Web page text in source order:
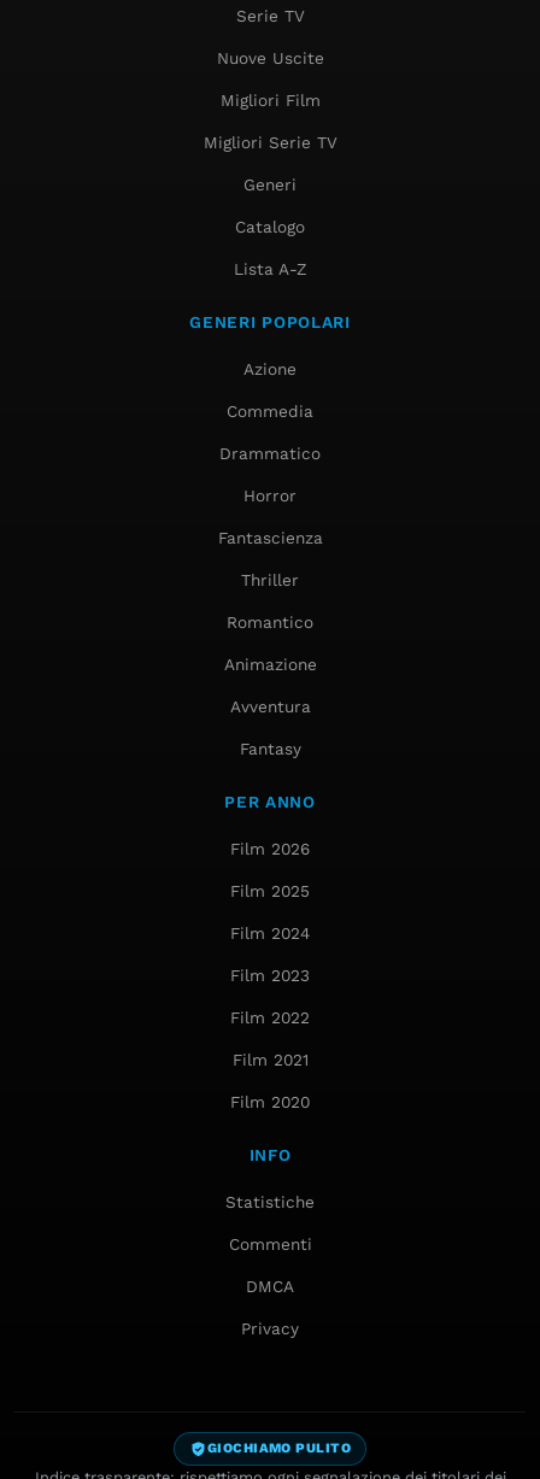
Serie TV
Nuove Uscite
Migliori Film
Migliori Serie TV
Generi
Catalogo
Lista A-Z
GENERI POPOLARI
Azione
Commedia
Drammatico
Horror
Fantascienza
Thriller
Romantico
Animazione
Avventura
Fantasy
PER ANNO
Film 2026
Film 2025
Film 2024
Film 2023
Film 2022
Film 2021
Film 2020
INFO
Statistiche
Commenti
DMCA
Privacy
GIOCHIAMO PULITO